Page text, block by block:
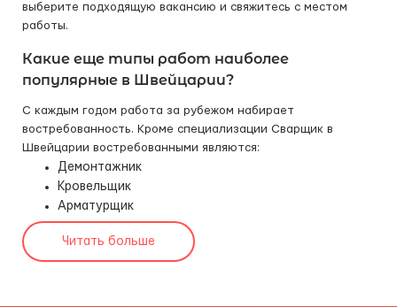
выберите подходящую вакансию и свяжитесь с местом
работы.
Какие еще типы работ наиболее
популярные в Швейцарии?
С каждым годом работа за рубежом набирает
востребованность. Кроме специализации Сварщик в
Швейцарии востребованными являются:
Демонтажник
Кровельщик
Арматурщик
Читать больше